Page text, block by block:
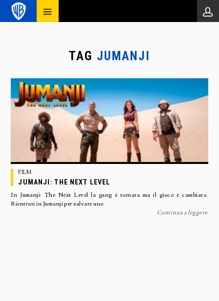
TAG JUMANJI
FILM
JUMANJI: THE NEXT LEVEL
In Jumanji: The Next Level la gang è tornata ma il gioco è cambiato.
Rientrati in Jumanji per salvare uno
Continua a leggere